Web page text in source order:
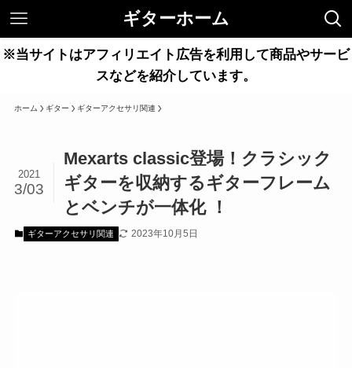
ギターホーム
※当サイトはアフィリエイト広告を利用して商品やサービ
スなどを紹介しています。
ホーム ギター ギターアクセサリ関連
Mexarts classic登場！クラシック
ギターを収納するギターフレーム
とベンチが一体化 ！
2021
3/03
ギターアクセサリ関連 2023年10月5日